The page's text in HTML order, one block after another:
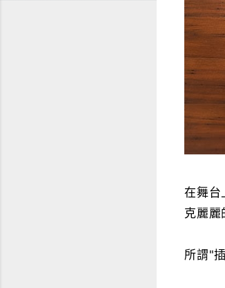
在舞台
克麗麗
所謂"